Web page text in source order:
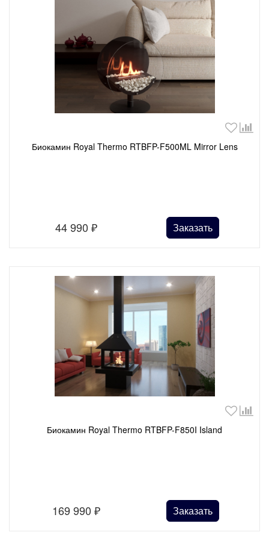
Биокамин Royal Thermo RTBFP-F500ML Mirror Lens
44 990₽ Заказать
Биокамин Royal Thermo RTBFP-F850I Island
169 990₽ Заказать